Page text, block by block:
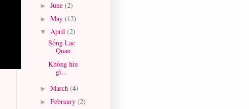
► June (2)
► May (12)
▼ April (2)
Sống Lạc
Quan
Không hỉu
gì...
► March (4)
► February (2)